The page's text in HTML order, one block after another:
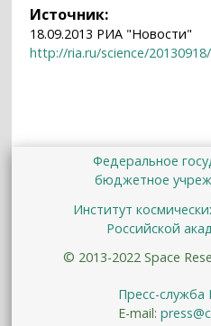
Источник:
18.09.2013 РИА "Новости"
http://ria.ru/science/
Федеральное
бюджетное
Институт
Российской
© 2013-2022 Space
Пресс-
E-mail: